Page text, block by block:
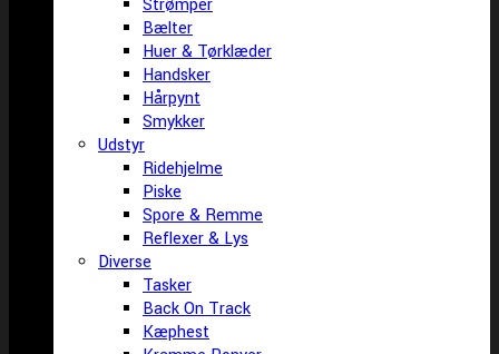
Strømper
Bælter
Huer & Tørklæder
Handsker
Hårpynt
Smykker
Udstyr
Ridehjelme
Piske
Spore & Remme
Reflexer & Lys
Diverse
Tasker
Back On Track
Kæphest